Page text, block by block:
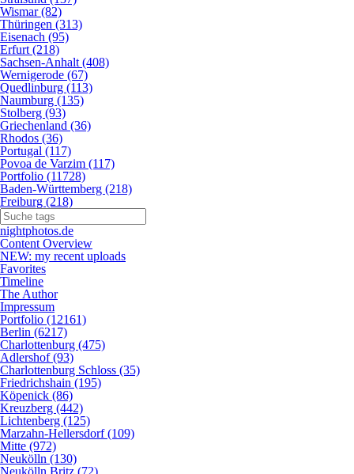
Wismar (82)
Thüringen (313)
Eisenach (95)
Erfurt (218)
Sachsen-Anhalt (408)
Wernigerode (67)
Quedlinburg (113)
Naumburg (135)
Stolberg (93)
Griechenland (36)
Rhodos (36)
Portugal (117)
Povoa de Varzim (117)
Portfolio (11728)
Baden-Württemberg (218)
Freiburg (218)
nightphotos.de
Content Overview
NEW: my recent uploads
Favorites
Timeline
The Author
Impressum
Portfolio (12161)
Berlin (6217)
Charlottenburg (475)
Adlershof (93)
Charlottenburg Schloss (35)
Friedrichshain (195)
Köpenick (86)
Kreuzberg (442)
Lichtenberg (125)
Marzahn-Hellersdorf (109)
Mitte (972)
Neukölln (130)
Neukölln Britz (72)